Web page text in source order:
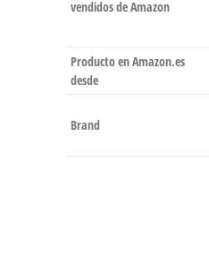
vendidos de Amazon
Producto en Amazon.es
desde
Brand